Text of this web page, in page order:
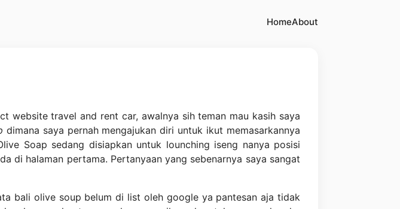
HomeAbout
website travel and rent car, awalnya sih teman mau kasih saya
dimana saya pernah mengajukan diri untuk ikut memasarkannya
Soap sedang disiapkan untuk lounching iseng nanya posisi
di halaman pertama. Pertanyaan yang sebenarnya saya sangat
bali olive soup belum di list oleh google ya pantesan aja tidak